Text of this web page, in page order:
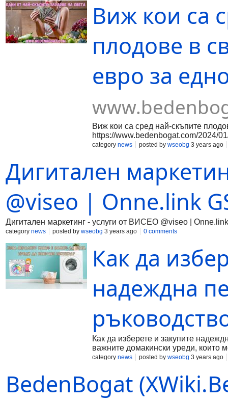
Виж кои са
плодове в
евро за
Виж кои са сред най-скъпите
https://www.bedenbogat.com/2024/
category news posted by wseobg 3 years ago
Дигитален
@viseo | Onne.link
Дигитален маркетинг - услуги от ВИСЕО @viseo |
category news posted by wseobg 3 years ago 0 comments
Как да
надеждна
Как да изберете и закупите
важните домакински уреди, които
автоматично пере дрехите ви. Но
пералня: Размер: Пералните
поберат в малка баня, до големи,
място имате на разположение и
category news posted by wseobg 3 years ago
BedenBogat